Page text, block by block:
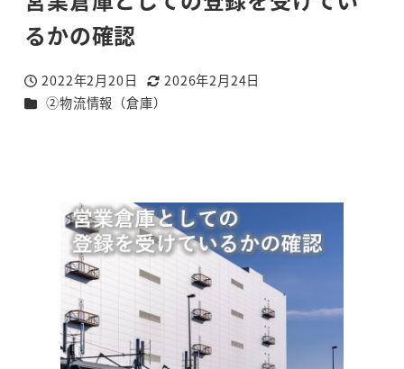
るかの確認
投稿日
2022年2月20日
更新日
2026年2月24日
カテゴリー
②物流情報（倉庫）